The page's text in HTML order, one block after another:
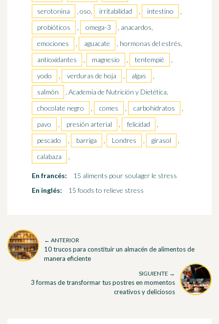
serotonina
, oso, irritabilidad , intestino
,
probióticos
, omega-3
, anacardos,
emociones
, aguacate
, hormonas del estrés,
antioxidantes
, magnesio , tentempié
,
yodo
, verduras de hoja , algas
,
salmón
, Academia de Nutrición y Dietética,
chocolate negro
, comes , carbohidratos
,
pavo
, presión arterial , felicidad
,
pescado
, barriga , Londres , girasol
,
calabaza
,
En francés:
15 aliments pour soulager le stress
En inglés:
15 foods to relieve stress
← ANTERIOR
10 trucos para constituir un almacén de alimentos de
manera eficiente
SIGUIENTE →
3 formas de transformar tus postres en momentos
creativos y deliciosos